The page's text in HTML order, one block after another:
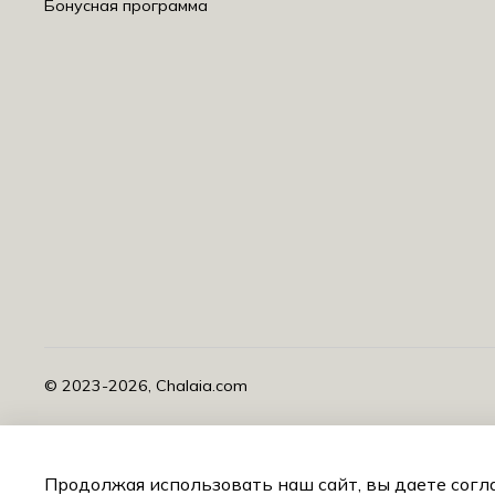
Бонусная программа
©️ 2023-2026, Chalaia.com
крой, универсальные оттенки и детали, которые не
Продолжая использовать наш сайт, вы даете